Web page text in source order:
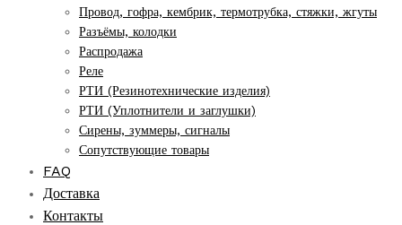
Провод, гофра, кембрик, термотрубка, стяжки, жгуты
Разъёмы, колодки
Распродажа
Реле
РТИ (Резинотехнические изделия)
РТИ (Уплотнители и заглушки)
Сирены, зуммеры, сигналы
Сопутствующие товары
FAQ
Доставка
Контакты